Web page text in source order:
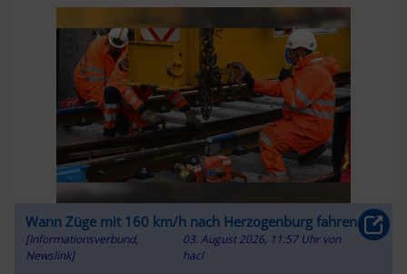
Wann Züge mit 160 km/h nach Herzogenburg fahren
[Informationsverbund,
Newslink]
03. August 2026, 11:57 Uhr von
hacl